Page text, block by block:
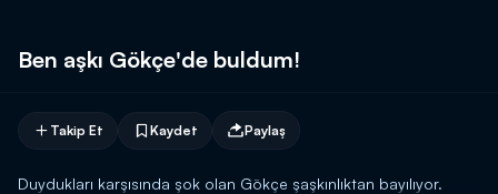
Ben aşkı Gökçe'de buldum!
Takip Et Kaydet Paylaş
Duydukları karşısında şok olan Gökçe şaşkınlıktan bayılıyor.